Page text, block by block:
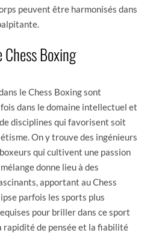
peuvent être harmonisés dans
Boxing
le Chess Boxing sont
dans le domaine intellectuel et
disciplines qui favorisent soit
On y trouve des ingénieurs
qui cultivent une passion
donne lieu à des
apportant au Chess
parfois les sports plus
pour briller dans ce sport
rapidité de pensée et la fiabilité